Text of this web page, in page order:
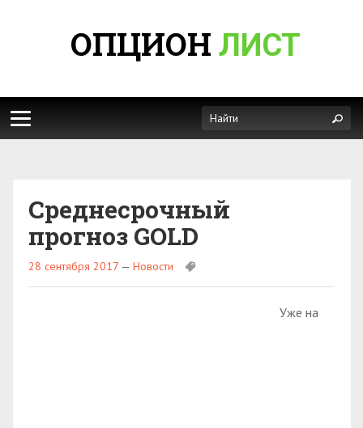
ОПЦИОН ЛИСТ
Среднесрочный
прогноз GOLD
28 сентября 2017 — Новости
Уже на